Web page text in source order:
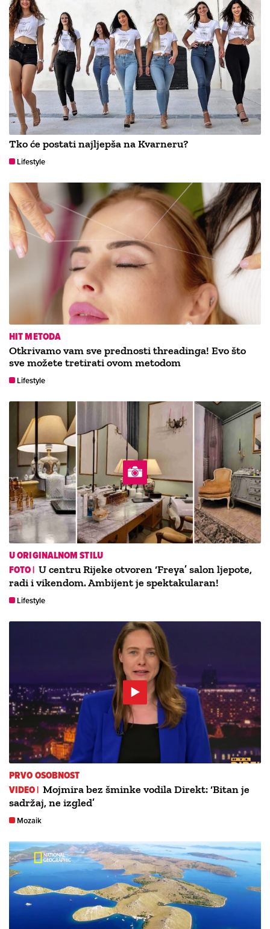
Tko će postati najljepša na Kvarneru?
Lifestyle
HIT METODA
Otkrivamo vam sve prednosti threadinga! Evo što
sve možete tretirati ovom metodom
Lifestyle
U ORIGINALNOM STILU
FOTO | U centru Rijeke otvoren ‘Freya’ salon ljepote,
radi i vikendom. Ambijent je spektakularan!
Lifestyle
PRVO OSOBNOST
VIDEO | Mojmira bez šminke vodila Direkt: ‘Bitan je
sadržaj, ne izgled’
Mozaik